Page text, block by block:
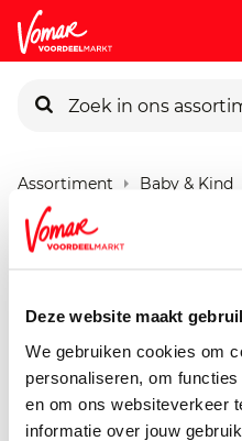
Deze website maakt
We gebruiken cookies om
personaliseren, om
en om ons websiteverkeer
informatie over jouw
Pincode vergeten
Persoonlijk KIK-
Assortiment Baby & Kind
Organix Chips